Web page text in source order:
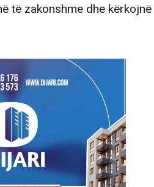
të zakonshme dhe